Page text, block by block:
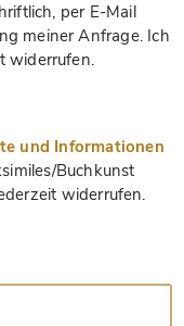
per E-Mail
meiner Anfrage. Ich
widerrufen.
und Informationen
Buchkunst
widerrufen.